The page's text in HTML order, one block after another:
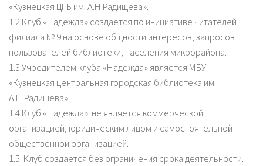
«Кузнецкая ЦГБ им. А.Н.Радищева».
1.2.Клуб «Надежда» создается по инициативе читателей
филиала № 9 на основе общности интересов, запросов
пользователей библиотеки, населения микрорайона.
1.3.Учредителем клуба «Надежда» является МБУ
«Кузнецкая центральная городская библиотека им.
А.Н.Радищева»
1.4.Клуб «Надежда» не является коммерческой
организацией, юридическим лицом и самостоятельной
общественной организацией.
1.5. Клуб создается без ограничения срока деятельности.